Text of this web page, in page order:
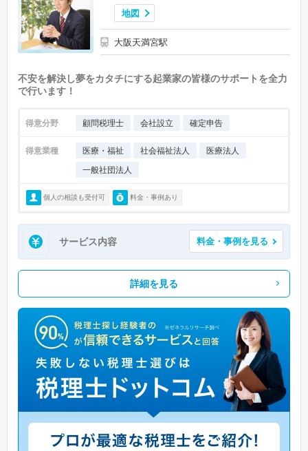
地図
大阪天満宮駅
不安を解決し夢をカタチにする起業家の皆様のサポートを全力
で行います！
得意分野 顧問税理士 会社設立 確定申告
得意業種 医療・福祉 社会福祉法人
医療法人
一般社団法人
個人の相談も受付可 料金・事例あり
サービス内容 料金・事例を見る
詳細を見る